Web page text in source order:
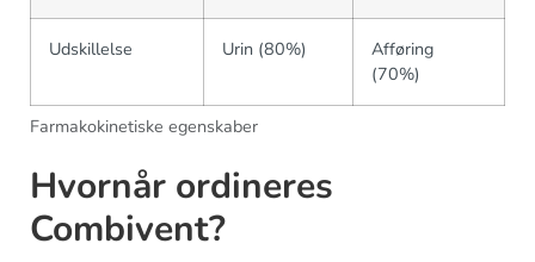
Farmakokinetiske egenskaber
Udskillelse Urin (80%)
Afføring
(70%)
Hvornår ordineres
Combivent?